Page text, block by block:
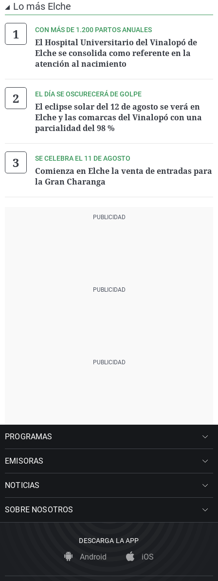
Lo más Elche
CON MÁS DE 1.200 PARTOS ANUALES
El Hospital Universitario del Vinalopó de
Elche se consolida como referente en la
atención al nacimiento
EL DÍA SE OSCURECERÁ DE GOLPE
El eclipse solar del 12 de agosto se verá en
Elche y las comarcas del Vinalopó con una
parcialidad del 98 %
SE CELEBRA EL 11 DE AGOSTO
Comienza en Elche la venta de entradas para
la Gran Charanga
PROGRAMAS
EMISORAS
NOTICIAS
SOBRE NOSOTROS
DESCARGA LA APP
Android iOS